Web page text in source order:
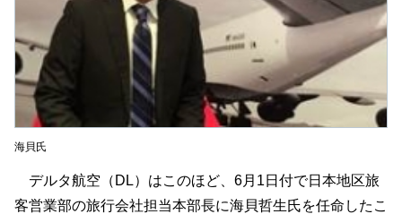
海貝氏
デルタ航空（DL）はこのほど、6月1日付で日本地区旅
客営業部の旅行会社担当本部長に海貝哲生氏を任命したこ